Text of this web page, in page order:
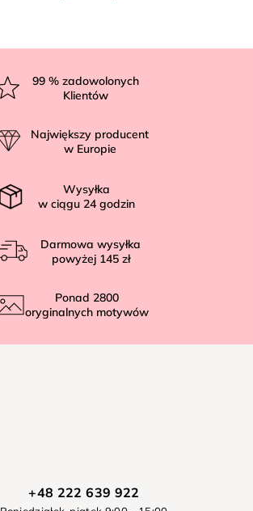
99 % zadowolonych
Klientów
Największy producent
w Europie
Wysyłka
w ciągu 24 godzin
Darmowa wysyłka
powyżej 145 zł
Ponad 2800
oryginalnych motywów
+48 222 639 922